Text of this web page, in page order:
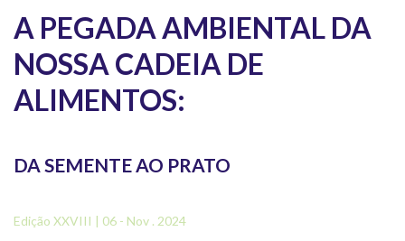
A PEGADA AMBIENTAL DA
NOSSA CADEIA DE
ALIMENTOS:
DA SEMENTE AO PRATO
Edição XXVIII | 06 - Nov . 2024